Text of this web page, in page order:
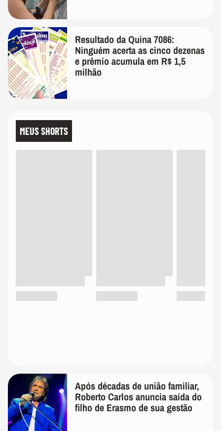
Resultado da Quina 7086:
Ninguém acerta as cinco dezenas
e prêmio acumula em R$ 1,5
milhão
MEUS SHORTS
Após décadas de união familiar,
Roberto Carlos anuncia saída do
filho de Erasmo de sua gestão